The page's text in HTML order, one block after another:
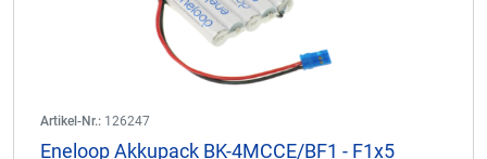
Artikel-Nr.: 126247
Eneloop Akkupack BK-4MCCE/BF1 - F1x5